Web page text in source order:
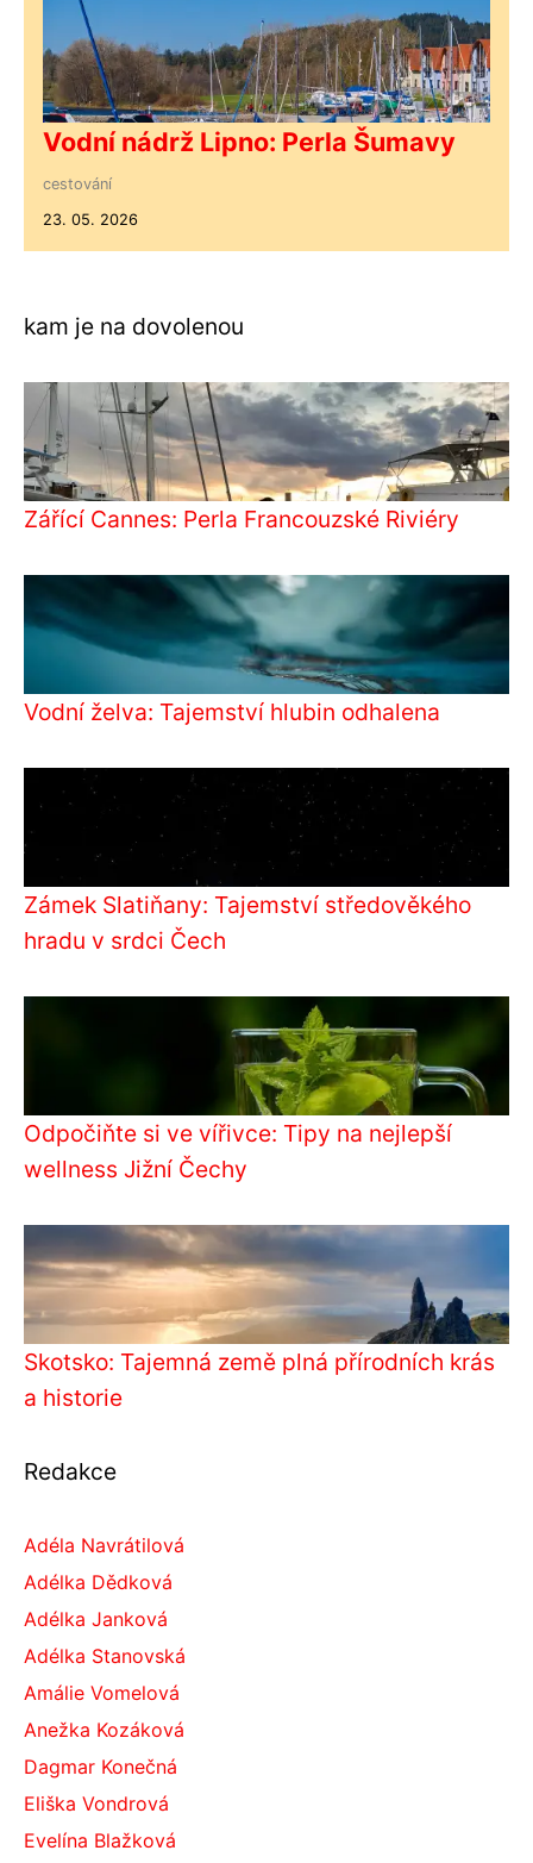
Vodní nádrž Lipno: Perla Šumavy
cestování
23. 05. 2026
kam je na dovolenou
Zářící Cannes: Perla Francouzské Riviéry
Vodní želva: Tajemství hlubin odhalena
Zámek Slatiňany: Tajemství středověkého
hradu v srdci Čech
Odpočiňte si ve vířivce: Tipy na nejlepší
wellness Jižní Čechy
Skotsko: Tajemná země plná přírodních krás
a historie
Redakce
Adéla Navrátilová
Adélka Dědková
Adélka Janková
Adélka Stanovská
Amálie Vomelová
Anežka Kozáková
Dagmar Konečná
Eliška Vondrová
Evelína Blažková